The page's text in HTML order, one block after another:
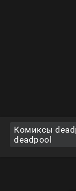
Комиксы
deadpool